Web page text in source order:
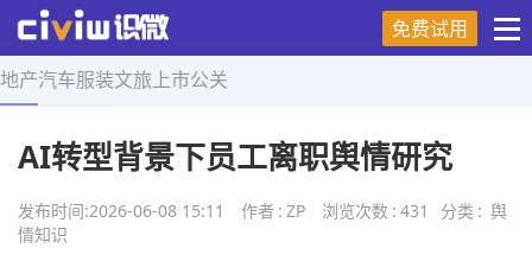
免费试用
地产汽车服装文旅 上市公关
首页 > 舆情知识 > 正文
AI转型背景下员工离职舆情研究
发布时间:2026-06-08 15:11 作者 : ZP 浏览次数 : 431 分类 : 舆
情知识